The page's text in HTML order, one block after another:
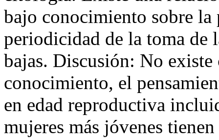
bajo conocimiento sobre
periodicidad de la toma de
bajas. Discusión: No existe
conocimiento, el
en edad reproductiva
mujeres más jóvenes